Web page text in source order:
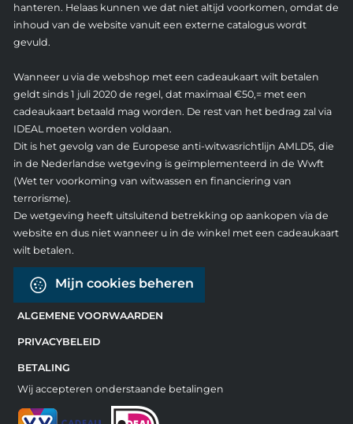
hanteren. Helaas kunnen we dat niet altijd voorkomen, omdat de
inhoud van de website vanuit een externe catalogus wordt
gevuld.
Wanneer u via de webshop met een cadeaukaart wilt betalen
geldt sinds 1 juli 2020 de regel, dat maximaal €50,= met een
cadeaukaart betaald mag worden. De rest van het bedrag zal via
IDEAL moeten worden voldaan.
Dit is het gevolg van de Europese anti-witwasrichtlijn AMLD5, die
in de Nederlandse wetgeving is geïmplementeerd in de Wwft
(Wet ter voorkoming van witwassen en financiering van
terrorisme).
De wetgeving heeft uitsluitend betrekking op aankopen via de
website en dus niet wanneer u in de winkel met een cadeaukaart
wilt betalen.
Mijn cookies beheren
ALGEMENE VOORWAARDEN
PRIVACYBELEID
BETALING
Wij accepteren onderstaande betalingen